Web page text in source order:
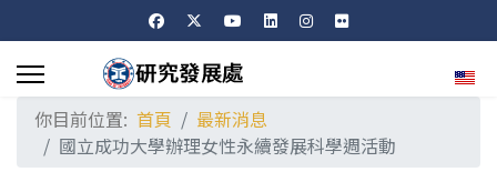
選擇
你目前位置: 首頁
最新消息
國立成功大學辦理女性永續發展科學週活動